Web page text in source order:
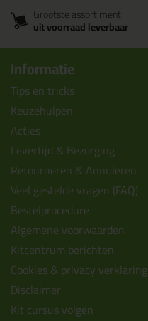
Grootste assortiment
uit voorraad leverbaar
Informatie
Tips en tricks
Keuzehulpen
Acties
Levertijd & Bezorging
Retourneren & Annuleren
Veel gestelde vragen (FAQ)
Bestelprocedure
Algemene voorwaarden
Kitcentrum berichten
Cookies & privacy verklaring
Disclaimer
Kit cursus volgen